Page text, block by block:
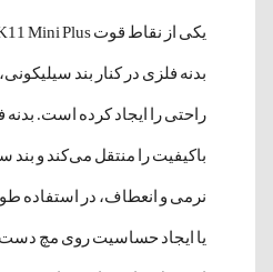
بدنه فلزی در کنار بند
راحتی را ایجاد کرده است.
باکیفیت را منتقل می‌کند و بند
نرمی و انعطاف، در استفاده
یا ایجاد حساسیت روی مچ